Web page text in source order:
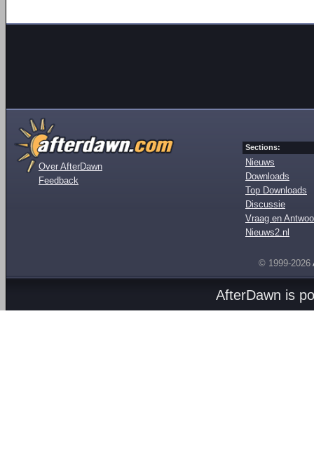
Over AfterDawn
Feedback
Sections:
Nieuws
Downloads
Top Downloads
Discussie
Vraag en
Nieuws2.nl
© 1999-2026
AfterDawn is